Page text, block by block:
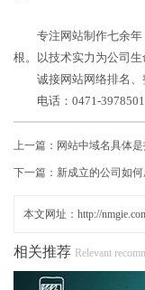
专注网站制作七余
根。以技术实力为公司生
诚接网站网络排名
电话：0471-3978501
上一篇： 网站中域名具体
下一篇： 新成立的公司如
本文网址：http://
相关推荐 Relevant